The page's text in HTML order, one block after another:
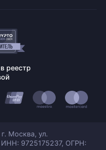
реестр
Москва, ул.
ИНН: 9725175237, ОГРН: